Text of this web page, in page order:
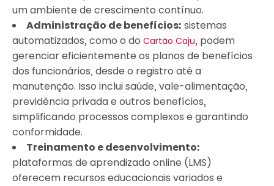
um ambiente de crescimento contínuo.
Administração de benefícios: sistemas
automatizados, como o do Cartão Caju, podem
gerenciar eficientemente os planos de benefícios
dos funcionários, desde o registro até a
manutenção. Isso inclui saúde, vale-alimentação,
previdência privada e outros benefícios,
simplificando processos complexos e garantindo
conformidade.
Treinamento e desenvolvimento:
plataformas de aprendizado online (LMS)
oferecem recursos educacionais variados e